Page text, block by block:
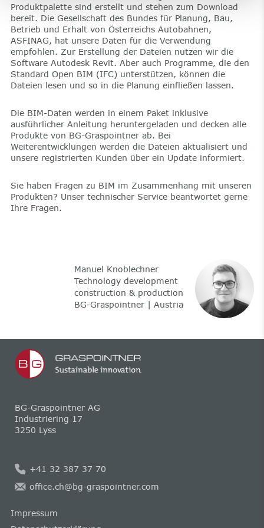
Produktpalette sind erstellt und stehen zum Download
bereit. Die Gesellschaft des Bundes für Planung, Bau,
Betrieb und Erhalt von Österreichs Autobahnen,
ASFINAG, hat unsere Daten für die Verwendung
empfohlen. Zur Erstellung der Dateien nutzen wir die
Software Autodesk Revit. Aber auch Programme, die den
Standard Open BIM (IFC) unterstützen, können die
Dateien lesen und so in die Planung einfließen lassen.
Die BIM-Daten werden in einem Paket inklusive
ausführlicher Anleitung heruntergeladen und decken alle
Produkte von BG-Graspointner ab. Bei
Weiterentwicklungen werden die Dateien aktualisiert und
unsere registrierten Kunden über ein Update informiert.
Sie haben Fragen zu BIM im Zusammenhang mit unseren
Produkten? Unser technischer Service beantwortet gerne
Ihre Fragen.
Manuel Knoblechner
Technology development
construction & production
BG-Graspointner | Austria
BG-Graspointner AG
Industriering 17
3250 Lyss
+41 32 387 37 70
office.ch@bg-graspointner.com
Impressum